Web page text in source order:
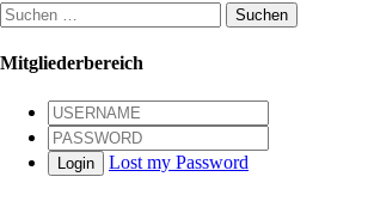
Suchen
nach:
Mitgliederbereich
Login Lost my Password